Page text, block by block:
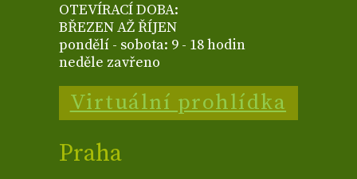
OTEVÍRACÍ DOBA:
BŘEZEN AŽ ŘÍJEN
pondělí - sobota: 9 - 18 hodin
neděle zavřeno
Virtuální prohlídka
Praha